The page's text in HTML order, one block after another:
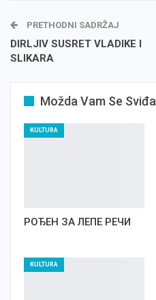
PRETHODNI SADRŽAJ
DIRLJIV SUSRET VLADIKE I
SLIKARA
Možda Vam Se Sviđa
KULTURA
РОЂЕН ЗА ЛЕПЕ РЕЧИ
KULTURA